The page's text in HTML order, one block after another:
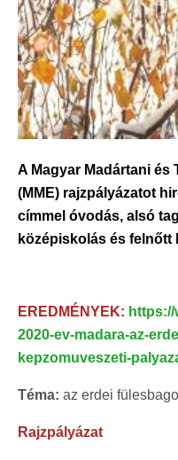
A Magyar Madártani és
(MME) rajzpályázatot
címmel óvodás, alsó
középiskolás és felnőtt
EREDMÉNYEK: https://
2020-ev-madara-az-
kepzomuveszeti-
Téma: az erdei
Rajzpályázat